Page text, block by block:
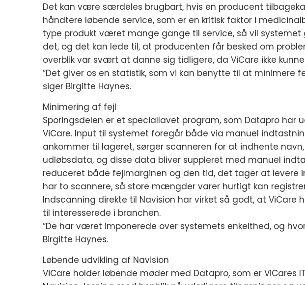
Det kan være særdeles brugbart, hvis en producent
håndtere løbende service, som er en kritisk faktor i
type produkt været mange gange til service, så vil systemet
det, og det kan lede til, at producenten får besked om
overblik var svært at danne sig tidligere, da ViCare ikke
”Det giver os en statistik, som vi kan benytte til at minimere
siger Birgitte Haynes.
Minimering af fejl
Sporingsdelen er et speciallavet program, som Datapro har
ViCare. Input til systemet foregår både via manuel
ankommer til lageret, sørger scanneren for at indhente
udløbsdata, og disse data bliver suppleret med manuel
reduceret både fejlmarginen og den tid, det tager at levere
har to scannere, så store mængder varer hurtigt kan
Indscanning direkte til Navision har virket så godt, at ViCare
til interesserede i branchen.
”De har været imponerede over systemets enkelthed, og
Birgitte Haynes.
Løbende udvikling af Navision
ViCare holder løbende møder med Datapro, som er ViCares